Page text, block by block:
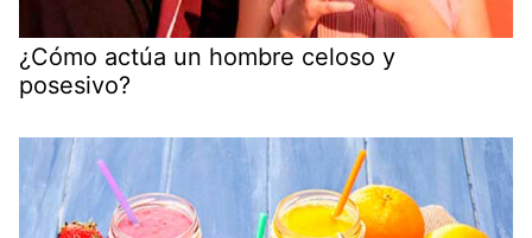
¿Cómo actúa un hombre celoso y
posesivo?